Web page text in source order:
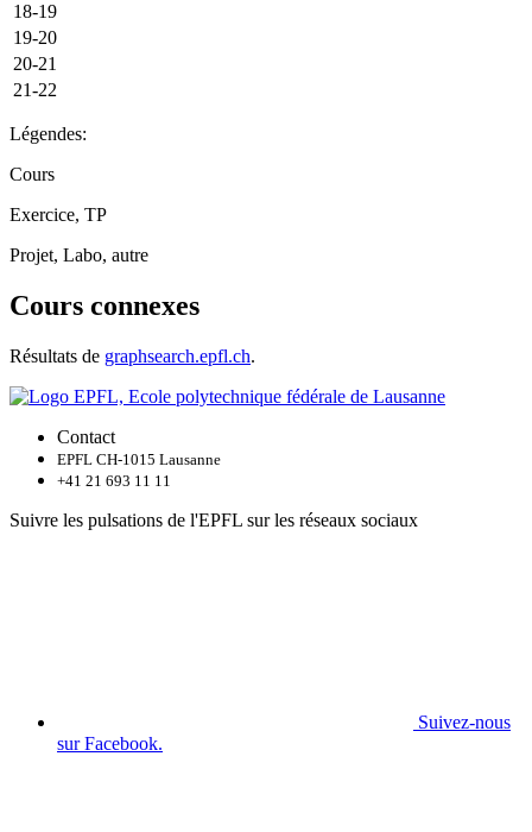
18-19
19-20
20-21
21-22
Légendes:
Cours
Exercice, TP
Projet, Labo, autre
Cours connexes
Résultats de graphsearch.epfl.ch.
Contact
EPFL CH-1015 Lausanne
+41 21 693 11 11
Suivre les pulsations de l'EPFL sur les réseaux sociaux
Suivez-nous
sur Facebook.